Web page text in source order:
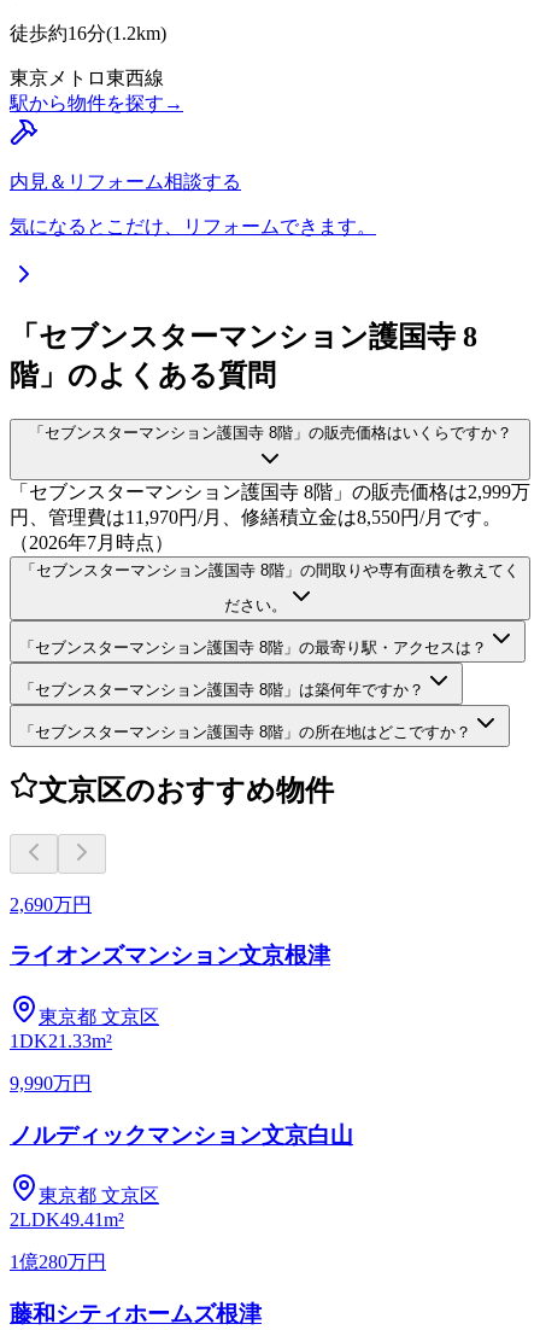
徒歩約16分(1.2km)
東京メトロ東西線
駅から物件を探す →
内見＆リフォーム相談する
気になるとこだけ、リフォームできます。
「セブンスターマンション護国寺 8
階」のよくある質問
「セブンスターマンション護国寺 8階」の販売価格はいくらですか？
「セブンスターマンション護国寺 8階」の販売価格は2,999万
円、管理費は11,970円/月、修繕積立金は8,550円/月です。
（2026年7月時点）
「セブンスターマンション護国寺 8階」の間取りや専有面積を教えてく
ださい。
「セブンスターマンション護国寺 8階」の最寄り駅・アクセスは？
「セブンスターマンション護国寺 8階」は築何年ですか？
「セブンスターマンション護国寺 8階」の所在地はどこですか？
文京区のおすすめ物件
2,690万円
ライオンズマンション文京根津
東京都 文京区
1DK21.33m²
9,990万円
ノルディックマンション文京白山
東京都 文京区
2LDK49.41m²
1億280万円
藤和シティホームズ根津